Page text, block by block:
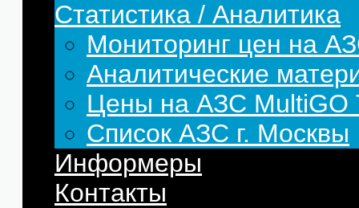
Статистика / Аналитика
Мониторинг цен на
Аналитические
Цены на АЗС
Список АЗС г. Москвы
Информеры
Контакты